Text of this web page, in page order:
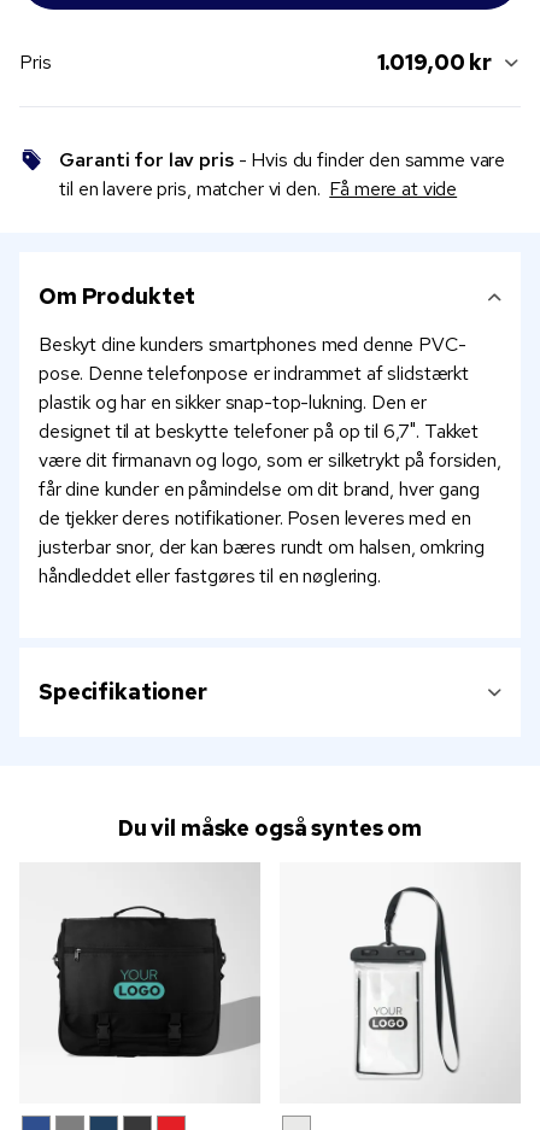
Pris 1.019,00 kr
Garanti for lav pris- Hvis du finder den samme vare
til en lavere pris, matcher vi den. Få mere at vide
Om Produktet
Beskyt dine kunders smartphones med denne PVC-
pose. Denne telefonpose er indrammet af slidstærkt
plastik og har en sikker snap-top-lukning. Den er
designet til at beskytte telefoner på op til 6,7". Takket
være dit firmanavn og logo, som er silketrykt på forsiden,
får dine kunder en påmindelse om dit brand, hver gang
de tjekker deres notifikationer. Posen leveres med en
justerbar snor, der kan bæres rundt om halsen, omkring
håndleddet eller fastgøres til en nøglering.
Specifikationer
Du vil måske også syntes om